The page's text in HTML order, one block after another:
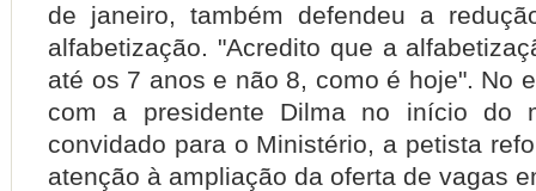
de janeiro, também defendeu a
alfabetização. "Acredito que a
até os 7 anos e não 8, como é hoje". No
com a presidente Dilma no início do
convidado para o Ministério, a petista
atenção à ampliação da oferta de vagas